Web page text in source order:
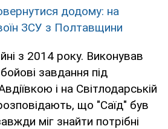
додому: на
ЗСУ з Полтавщини
з 2014 року. Виконував
завдання під
і на Світлодарській
що "Саїд" був
міг знайти потрібні